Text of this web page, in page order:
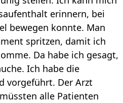
erinnern, bei
bewegen konnte. Man
spritzen, damit ich
Da habe ich gesagt,
Ich habe die
vorgeführt. Der Arzt
alle Patienten